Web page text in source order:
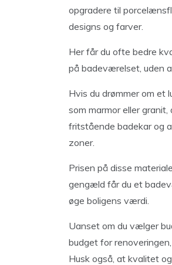
opgradere til
designs og farver.
Her får du ofte bedre
på badeværelset, uden
Hvis du drømmer om et
som marmor eller
fritstående badekar og
zoner.
Prisen på disse
gengæld får du et
øge boligens værdi.
Uanset om du vælger
budget for
Husk også, at kvalitet